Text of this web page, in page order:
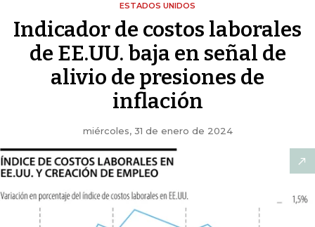
ESTADOS UNIDOS
Indicador de costos laborales
de EE.UU. baja en señal de
alivio de presiones de
inflación
miércoles, 31 de enero de 2024